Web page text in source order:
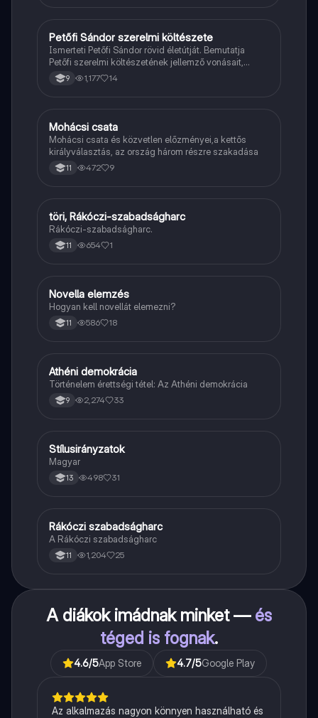
Magyar
Petőfi Sándor szerelmi költészete
Ismerteti Petőfi Sándor rövid életútját. Bemutatja
Petőfi szerelmi költészetének jellemző vonásait,
vereseinek ihletőit és külön kitér a hitvesi
költészetére.
9 1,177 14
Töri
Mohácsi csata
Mohácsi csata és közvetlen előzményei,a kettős
királyválasztás, az ország három részre szakadása
11 472 9
Töri
töri, Rákóczi-szabadságharc
Rákóczi-szabadságharc.
11 654 1
Magyar
Novella elemzés
Hogyan kell novellát elemezni?
11 586 18
Töri
Athéni demokrácia
Történelem érettségi tétel: Az Athéni demokrácia
9 2,274 33
Magyar
Stílusirányzatok
Magyar
13 498 31
Töri
Rákóczi szabadságharc
A Rákóczi szabadságharc
11 1,204 25
A diákok imádnak minket — és
téged is fognak.
4.6/5App Store 4.7/5Google Play
Az alkalmazás nagyon könnyen használható és